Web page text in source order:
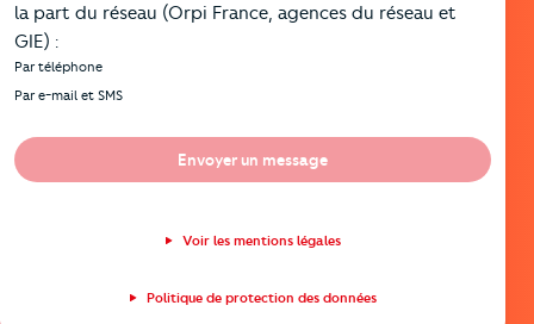
la part du réseau (Orpi France, agences du réseau et
GIE) :
Par téléphone
Par e-mail et SMS
Envoyer un message
Voir les mentions légales
Politique de protection des données